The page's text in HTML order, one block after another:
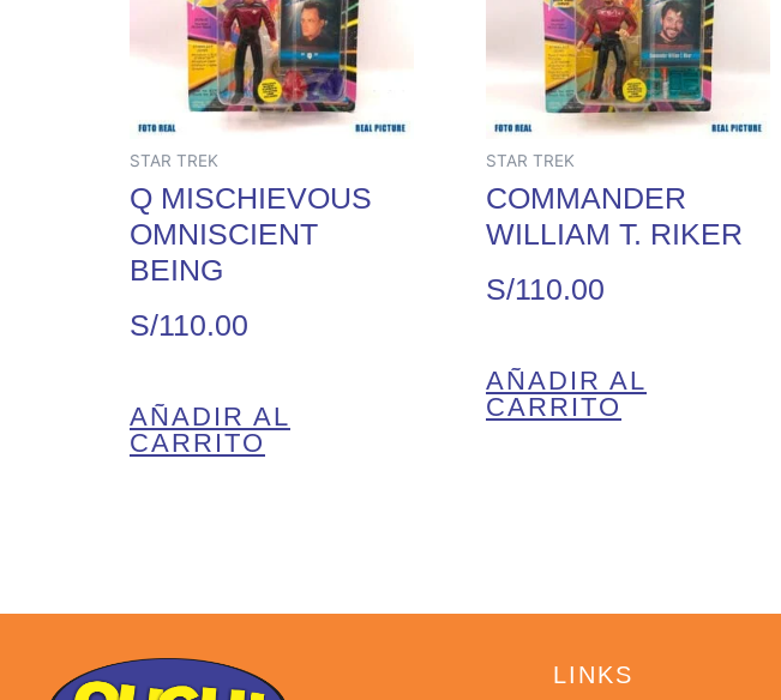
STAR TREK
Q MISCHIEVOUS
OMNISCIENT
BEING
S/110.00
AÑADIR AL
CARRITO
STAR TREK
COMMANDER
WILLIAM T. RIKER
S/110.00
AÑADIR AL
CARRITO
LINKS